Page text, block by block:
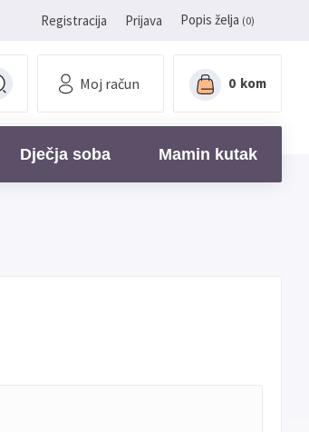
Registracija Prijava Popis želja (0)
Moj račun 0 kom
Dječja soba Mamin kutak